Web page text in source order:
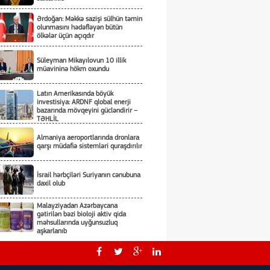
Ərdoğan: Məkkə sazişi sülhün təmin
olunmasını hədəfləyən bütün
ölkələr üçün açıqdır
Süleyman Mikayılovun 10 illik
müavininə hökm oxundu
Latın Amerikasında böyük
investisiya: ARDNF qlobal enerji
bazarında mövqeyini gücləndirir –
TƏHLİL
Almaniya aeroportlarında dronlara
qarşı müdafiə sistemləri quraşdırılır
İsrail hərbçiləri Suriyanın cənubuna
daxil olub
Malayziyadan Azərbaycana
gətirilən bəzi bioloji aktiv qida
məhsullarında uyğunsuzluq
aşkarlanıb
Səfərbərlik Xidmətinin rüşvət
almaqda təqsirləndirilən sabiq